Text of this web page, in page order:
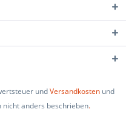
undVersandkostenund
anders beschrieben.